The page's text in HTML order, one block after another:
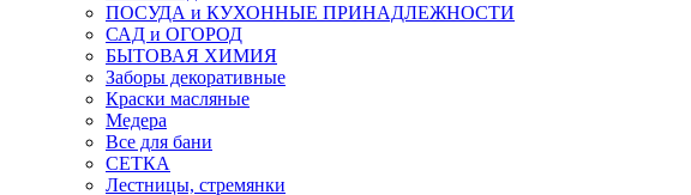
ПОСУДА и КУХОННЫЕ ПРИНАДЛЕЖНОСТИ
САД и ОГОРОД
БЫТОВАЯ ХИМИЯ
Заборы декоративные
Краски масляные
Медера
Все для бани
СЕТКА
Лестницы, стремянки